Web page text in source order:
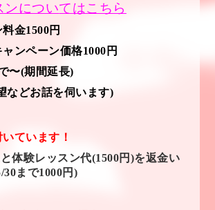
ンについてはこちら
金1500円
ンペーン価格1000円
〜(期間延長)
などお話を伺います)
ています！
体験レッスン代(1500円)を返金い
30まで1000円)